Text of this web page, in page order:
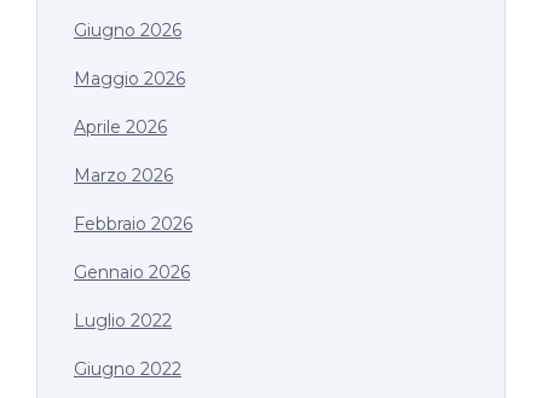
Giugno 2026
Maggio 2026
Aprile 2026
Marzo 2026
Febbraio 2026
Gennaio 2026
Luglio 2022
Giugno 2022